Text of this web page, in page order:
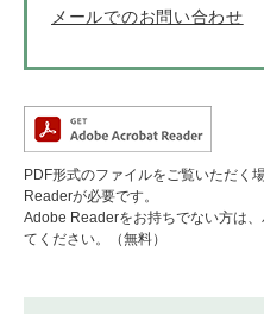
メールでのお問い合わせ
PDF形式のファイルをご覧いただく
Readerが必要です。
Adobe Readerをお持ちでない方は
てください。（無料）